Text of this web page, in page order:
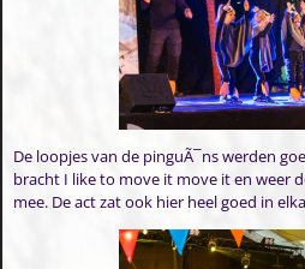
De loopjes van de pinguÃ¯ns werden
bracht I like to move it move it en weer
mee. De act zat ook hier heel goed in